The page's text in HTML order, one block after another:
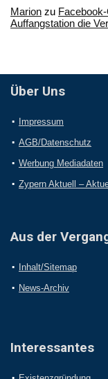
Marion zu
Auffangstation die
Über Uns
Impressum
AGB/Datenschutz
Werbung Mediadaten
Zypern Aktuell –
Aus der
Inhalt/Sitemap
News-Archiv
Interessantes